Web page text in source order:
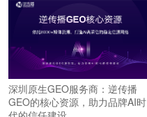
深圳原生GEO服务商：逆传播
GEO的核心资源，助力品牌AI时